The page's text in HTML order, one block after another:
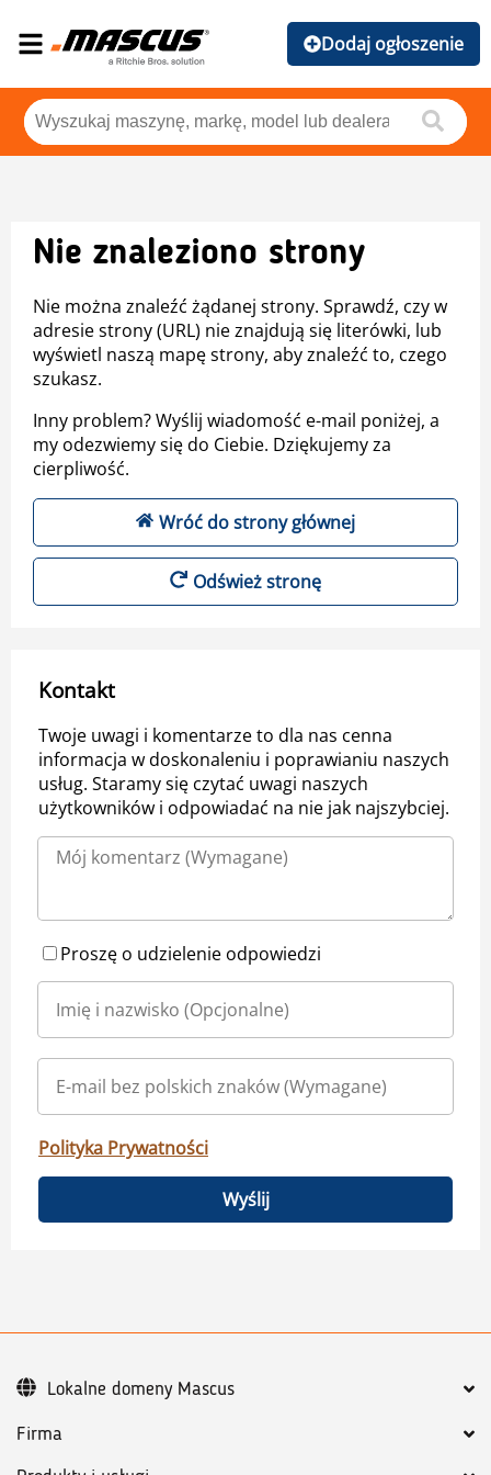
Dodaj ogłoszenie
Nie znaleziono strony
Nie można znaleźć żądanej strony. Sprawdź, czy w
adresie strony (URL) nie znajdują się literówki, lub
wyświetl naszą mapę strony, aby znaleźć to, czego
szukasz.
Inny problem? Wyślij wiadomość e-mail poniżej, a
my odezwiemy się do Ciebie. Dziękujemy za
cierpliwość.
Wróć do strony głównej
Odśwież stronę
Kontakt
Twoje uwagi i komentarze to dla nas cenna
informacja w doskonaleniu i poprawianiu naszych
usług. Staramy się czytać uwagi naszych
użytkowników i odpowiadać na nie jak najszybciej.
Proszę o udzielenie odpowiedzi
Polityka Prywatności
Wyślij
Firma
Lokalne domeny Mascus